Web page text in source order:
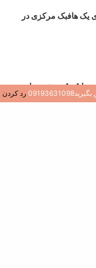
کلیدی یک هافبک مرکزی در
ساخت موتورهای هوازی: چرا 4×4 نروژی برای
بازی است
رد کردن